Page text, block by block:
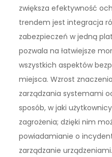
zwiększa efektywność
trendem jest integracja
zabezpieczeń w jedną
pozwala na łatwiejsze
wszystkich aspektów
miejsca. Wzrost
zarządzania systemami
sposób, w jaki
zagrożenia; dzięki nim
powiadamianie o
zarządzanie